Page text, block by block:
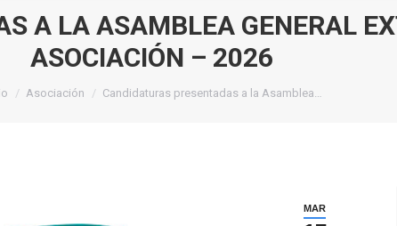
A LA ASAMBLEA GENERAL
ASOCIACIÓN – 2026
aquí:
Asociación Candidaturas presentadas a la Asamblea…
MAR